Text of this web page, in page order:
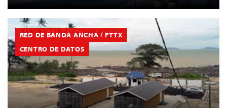
RED DE BANDA ANCHA / FTTX
CENTRO DE DATOS